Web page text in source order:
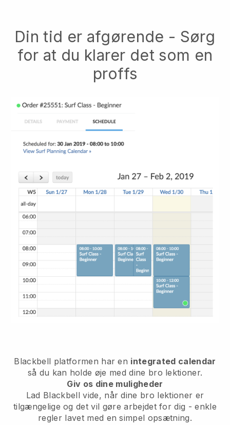
Din tid er afgørende - Sørg
for at du klarer det som en
proffs
Blackbell platformen har en integrated calendar
så du kan holde øje med dine bro lektioner.
Giv os dine muligheder
Lad Blackbell vide, når dine bro lektioner er
tilgængelige og det vil gøre arbejdet for dig - enkle
regler lavet med en simpel opsætning.